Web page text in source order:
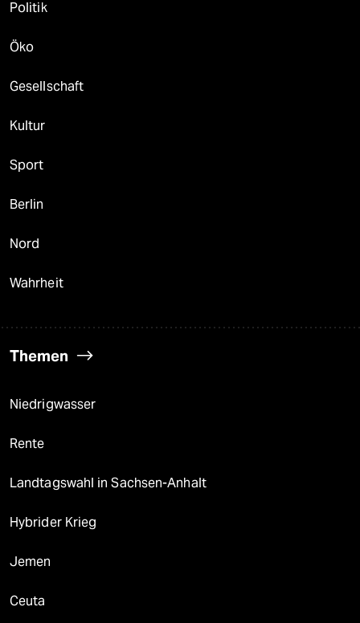
Politik
Öko
Gesellschaft
Kultur
Sport
Berlin
Nord
Wahrheit
Themen
Niedrigwasser
Rente
Landtagswahl in Sachsen-Anhalt
Hybrider Krieg
Jemen
Ceuta